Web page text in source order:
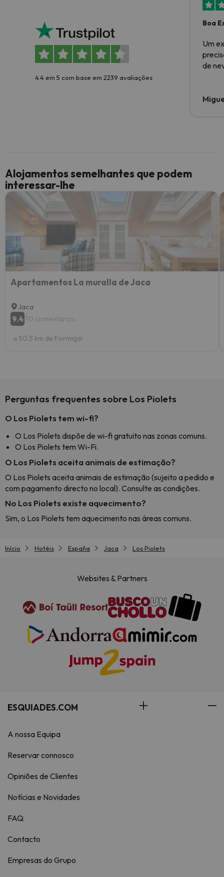
4.4 em 5 com base em 2239 avaliações
Boa
Um
de
Alojamentos semelhantes que podem
interessar-lhe
Apartamentos La muralla de Jaca
Jaca
9.470 comentários
a 50.5 km de Formigal
Perguntas frequentes sobre Los Piolets
O Los Piolets tem wi-fi?
O Los Piolets dispõe de wi-fi gratuito nas zonas comuns.
O Los Piolets tem Wi-Fi.
O Los Piolets aceita animais de estimação?
O Los Piolets aceita animais de estimação (sujeito a pedido e
com pagamento directo no local). Consulte as condições.
No Los Piolets existe aquecimento?
Sim, o Los Piolets tem aquecimento nas áreas comuns.
Início Hotéis España Jaca Los Piolets
Websites & Partners
ESQUIADES.COM
A nossa Equipa
Reservar connosco
Opiniões de Clientes
Notícias e Novidades
FAQ
Contacto
Empresas do Grupo